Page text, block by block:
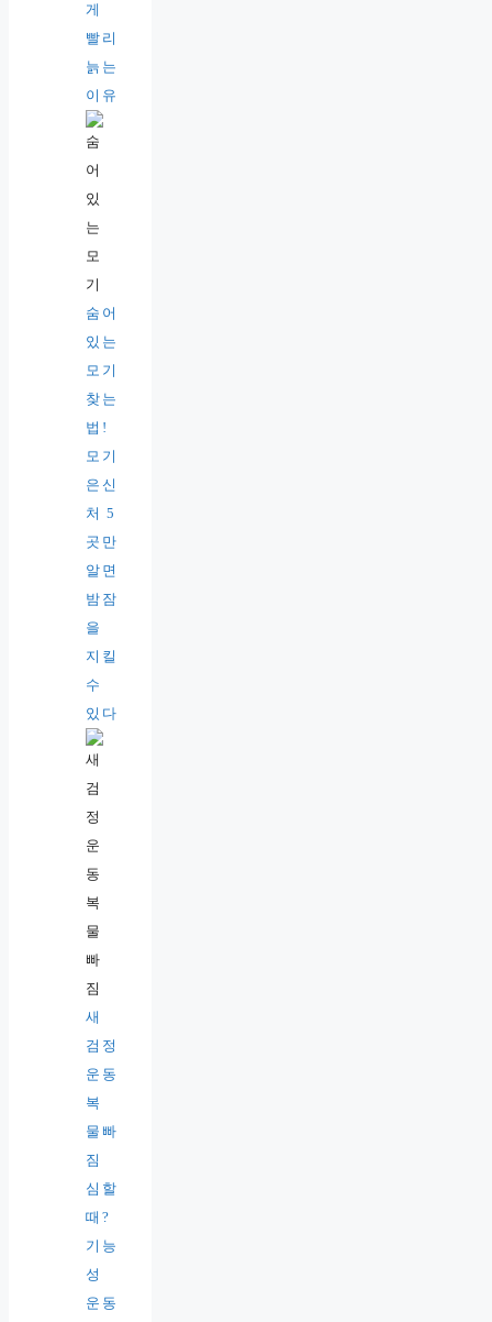
게
빨리
늙는
이유
숨어
있는
모기
찾는
법!
모기
은신
처 5
곳만
알면
밤잠
을
지킬
수
있다
새
검정
운동
복
물빠
짐
심할
때?
기능
성
운동